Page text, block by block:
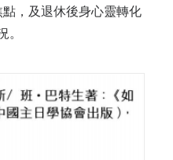
，及退休後身心靈轉化
。